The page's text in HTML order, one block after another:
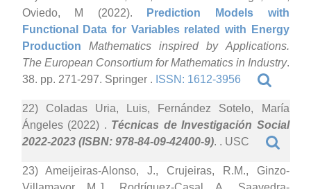
Oviedo, M (2022).
Prediction Models with
Functional Data for Variables related with Energy
Production Mathematics inspired by Applications.
The European Consortium for Mathematics in Industry.
38. pp. 271-297. Springer . ISSN: 1612-3956
22) Coladas Uria, Luis, Fernández Sotelo, María
Ángeles (2022) . Técnicas de Investigación Social
2022-2023 (ISBN: 978-84-09-42400-9). . USC
23) Ameijeiras-Alonso, J., Crujeiras, R.M., Ginzo-